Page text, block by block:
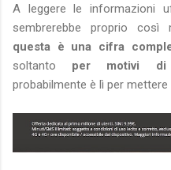
A leggere le informazioni
sembrerebbe proprio così
questa è una cifra
soltanto per motivi di
probabilmente è lì per